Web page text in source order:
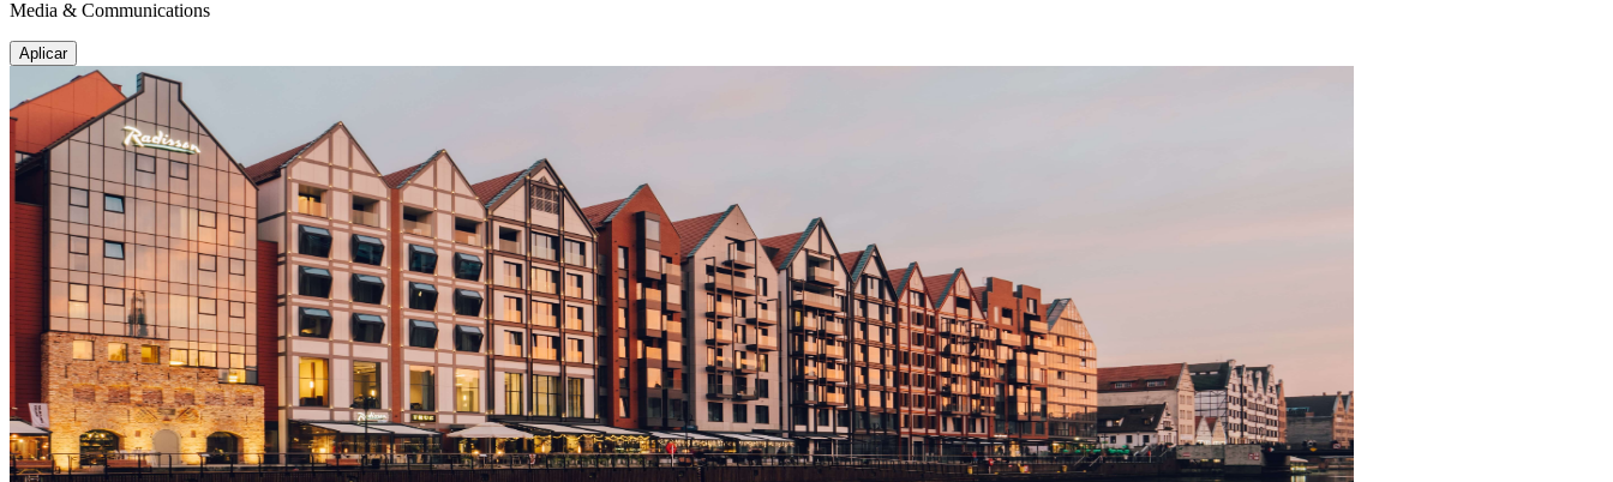
Media & Communications
Aplicar